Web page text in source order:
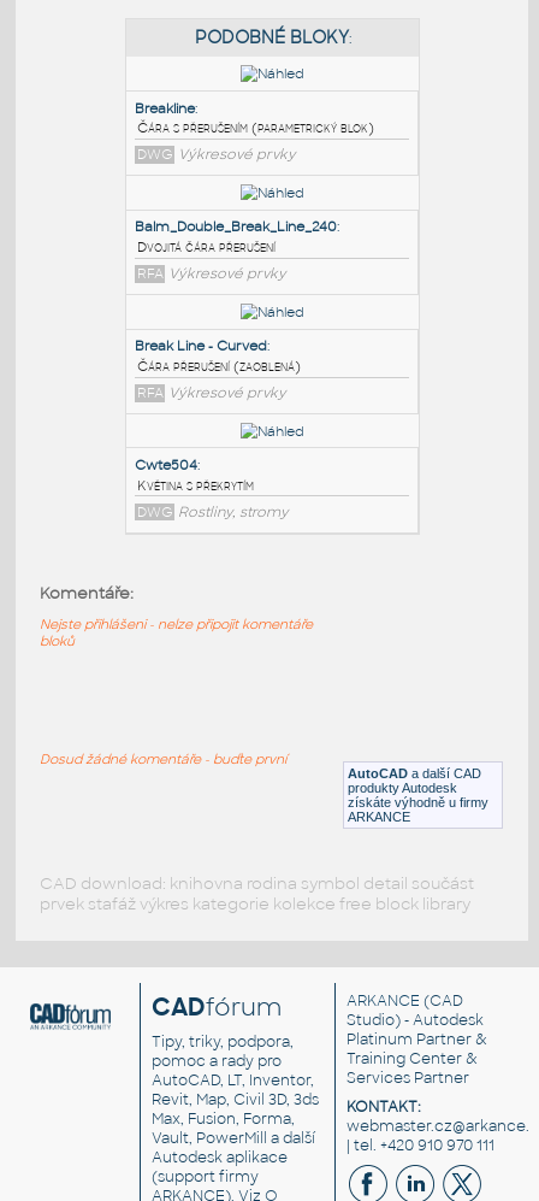
PODOBNÉ BLOKY:
Breakline:
Čára s přerušením (parametrický blok)
DWG Výkresové prvky
Balm_Double_Break_Line_240
Dvojitá čára přerušení
RFA Výkresové prvky
RFA Výkresové prvky
DWG
Rostliny, stromy AutoCAD a další CAD
produkty Autodesk
získáte výhodně u firmy
ARKANCE
Komentáře:
Nejste přihlášeni - nelze připojit komentáře
bloků
Dosud žádné komentáře - buďte první
CAD download: knihovna rodina symbol detail součást
prvek stafáž výkres kategorie kolekce free block library
CADfórum
Tipy, triky, podpora,
pomoc a rady pro
AutoCAD, LT, Inventor,
Revit, Map, Civil 3D, 3ds
Max, Fusion, Forma,
Vault, PowerMill a další
Autodesk aplikace
(support firmy
ARKANCE). VizO
ARKANCE (CAD
Studio) - Autodesk
Platinum Partner &
Training Center &
Services Partner
KONTAKT:
| tel. +420 910 970 111